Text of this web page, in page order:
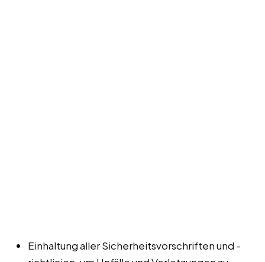
Einhaltung aller Sicherheitsvorschriften und -